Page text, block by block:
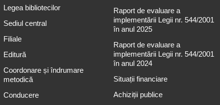
Legea bibliotecilor
Sediul central
Filiale
Editură
Coordonare și îndrumare
metodică
Conducere
Raport de evaluare a
implementării Legii nr. 544/2001
în anul 2025
Raport de evaluare a
implementării Legii nr. 544/2001
în anul 2024
Situații financiare
Achiziții publice